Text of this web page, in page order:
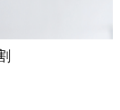
IT戦
シ
義
ナン